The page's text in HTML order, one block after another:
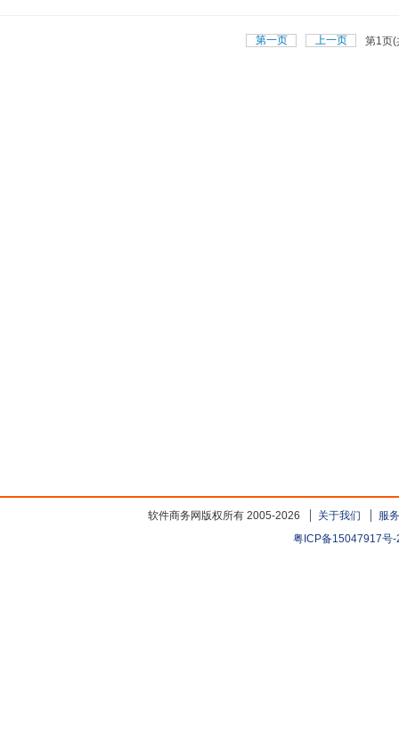
第一页 上一页 第1页(
软件商务网版权所有 2005-2026 关于我们
服
粤ICP备15047917号-